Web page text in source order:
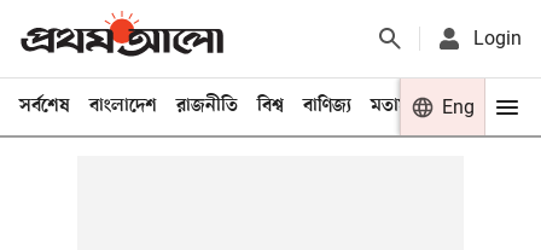
Login
সর্বশেষ বাংলাদেশ রাজনীতি বিশ্ব বাণিজ্য মতামত খেলা
Eng